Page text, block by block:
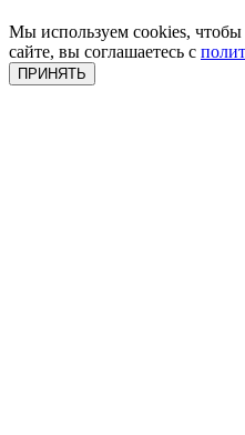
Мы используем cookies, чтобы
сайте, вы соглашаетесь с
ПРИНЯТЬ